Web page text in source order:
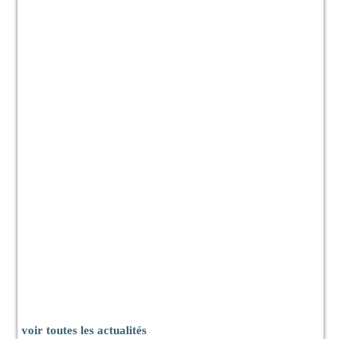
voir toutes les actualités